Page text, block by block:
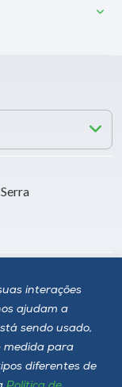
interações
ajudam a
sendo usado,
medida para
diferentes de